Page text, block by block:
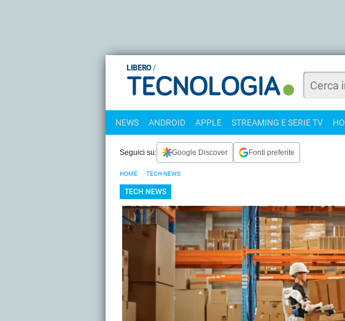
LIBERO
NEWS ANDROID APPLE STREAMING E SERIE TV
Seguici su: Google Discover Fonti preferite
HOME TECH NEWS
TECH NEWS